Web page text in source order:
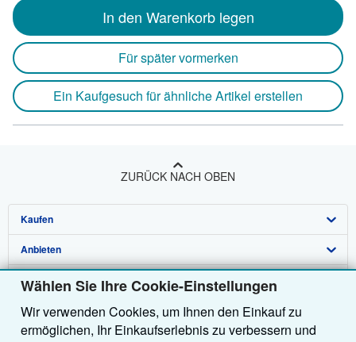
Wählen Sie Ihre Cookie-Einstellungen
Wir verwenden Cookies, um Ihnen den Einkauf zu
ermöglichen, Ihr Einkaufserlebnis zu verbessern und
In den Warenkorb legen
Für später vormerken
Ein Kaufgesuch für ähnliche Artikel erstellen
ZURÜCK NACH OBEN
Kaufen
Detailsuche
Sammlungen
Nutzerkonto
Anbieten
Verkäufer werden
Partnerprogramm
Über uns
Über uns / Impressum
Hilfe